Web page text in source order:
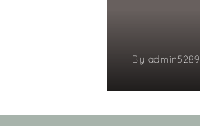
By admin5289